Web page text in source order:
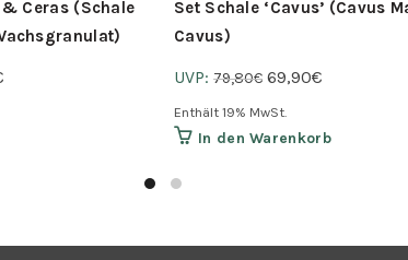
Ceras (Schale
Set Schale ‘Cavus’ (Cavus
Cavus)
UVP: 79,80€ Ursprünglicher
69,90€
ist:
Enthält 19% MwSt.
In den Warenkorb